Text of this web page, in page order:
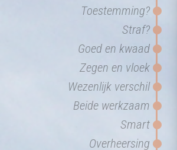
Toestemming?
Straf?
Goed en kwaad
Zegen en vloek
Wezenlijk verschil
Beide werkzaam
Smart
Overheersing